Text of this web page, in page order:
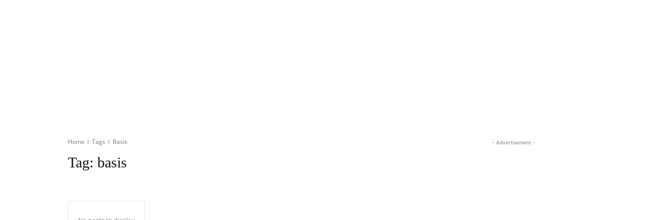
Home Tags Basis
Tag: basis
- Advertisement -